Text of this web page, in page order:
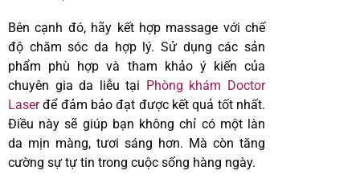
Bên cạnh đó, hãy kết hợp massage với chế
độ chăm sóc da hợp lý. Sử dụng các sản
phẩm phù hợp và tham khảo ý kiến của
chuyên gia da liễu tại Phòng khám Doctor
Laserđể đảm bảo đạt được kết quả tốt nhất.
Điều này sẽ giúp bạn không chỉ có một làn
da mịn màng, tươi sáng hơn. Mà còn tăng
cường sự tự tin trong cuộc sống hàng ngày.